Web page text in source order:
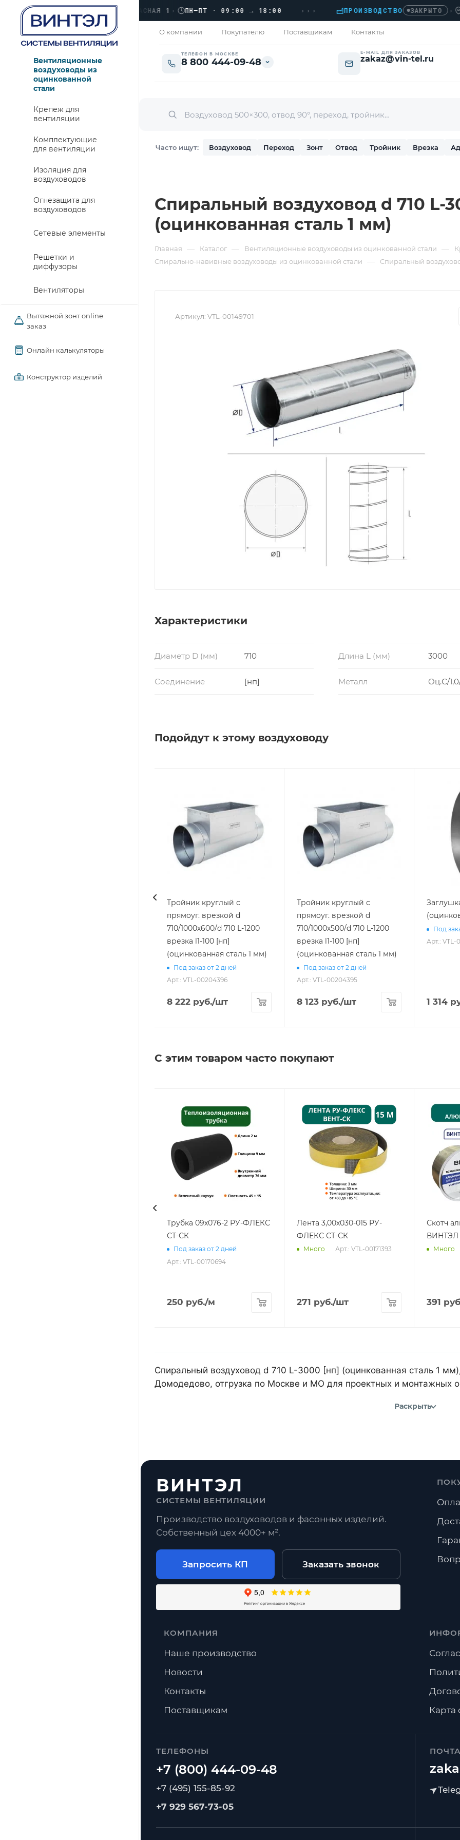
› ЛЮБЕРЦЫ, УЛ. КРАСНАЯ 1› ПН–ПТ · 09:00 → 18:00 ››› ПРОИЗВОДСТВО ЗАКРЫТО ›
О компании Покупателю Поставщикам Контакты
ТЕЛЕФОН В МОСКВЕ
8 800 444-09-48
E-MAIL ДЛЯ ЗАКАЗОВ
zakaz@vin-tel.ru
Часто ищут: Воздуховод Переход Зонт Отвод Тройник Врезка
Вентиляционные
воздуховоды из
оцинкованной
стали
Крепеж для
вентиляции
Комплектующие
для вентиляции
Изоляция для
воздуховодов
Огнезащита для
воздуховодов
Сетевые элементы
Решетки и
диффузоры
Вентиляторы
Вытяжной зонт online
заказ
Онлайн калькуляторы
Конструктор изделий
Спиральный воздуховод d 710 L-
(оцинкованная сталь 1 мм)
Главная — Каталог — Вентиляционные воздуховоды из оцинкованной стали —
Спирально-навивные воздуховоды из оцинкованной стали
— Спиральный
Артикул: VTL-00149701
Характеристики
Диаметр D (мм) 710 Длина L (мм) 3000
Соединение [нп] Металл Оц.С/
Подойдут к этому воздуховоду
Тройник круглый с
прямоуг. врезкой d
710/1000х600/d 710 L-1200
врезка l1-100 [нп]
(оцинкованная сталь 1 мм)
Под заказ от 2 дней
Арт.: VTL-00204396
8 222 руб./шт
Тройник круглый с
прямоуг. врезкой d
710/1000х500/d 710 L-1200
врезка l1-100 [нп]
(оцинкованная сталь 1 мм)
Под заказ от 2 дней
Арт.: VTL-00204395
8 123 руб./шт
Под
Арт.: VTL-
1 314
С этим товаром часто покупают
Трубка 09х076-2 РУ-ФЛЕКС
СТ-СК
Под заказ от 2 дней
Арт.: VTL-00170694
250 руб./м
Лента 3,00х030-015 РУ-
ФЛЕКС СТ-СК
Много Арт.: VTL-00171393
271 руб./шт
Скотч
ВИНТЭЛ
Много
391
Спиральный воздуховод d 710 L-3000 [нп] (оцинкованная сталь 1
Домодедово, отгрузка по Москве и МО для проектных и монтажных
Раскрыть
ВИНТЭЛ
СИСТЕМЫ ВЕНТИЛЯЦИИ
Производство воздуховодов и фасонных изделий.
Собственный цех 4000+ м².
Запросить КП Заказать звонок
ТЕЛЕФОНЫ
+7 (495) 155-85-92
+7 929 567-73-05
КОМПАНИЯ
Наше производство
Новости
Контакты
Поставщикам
Карта